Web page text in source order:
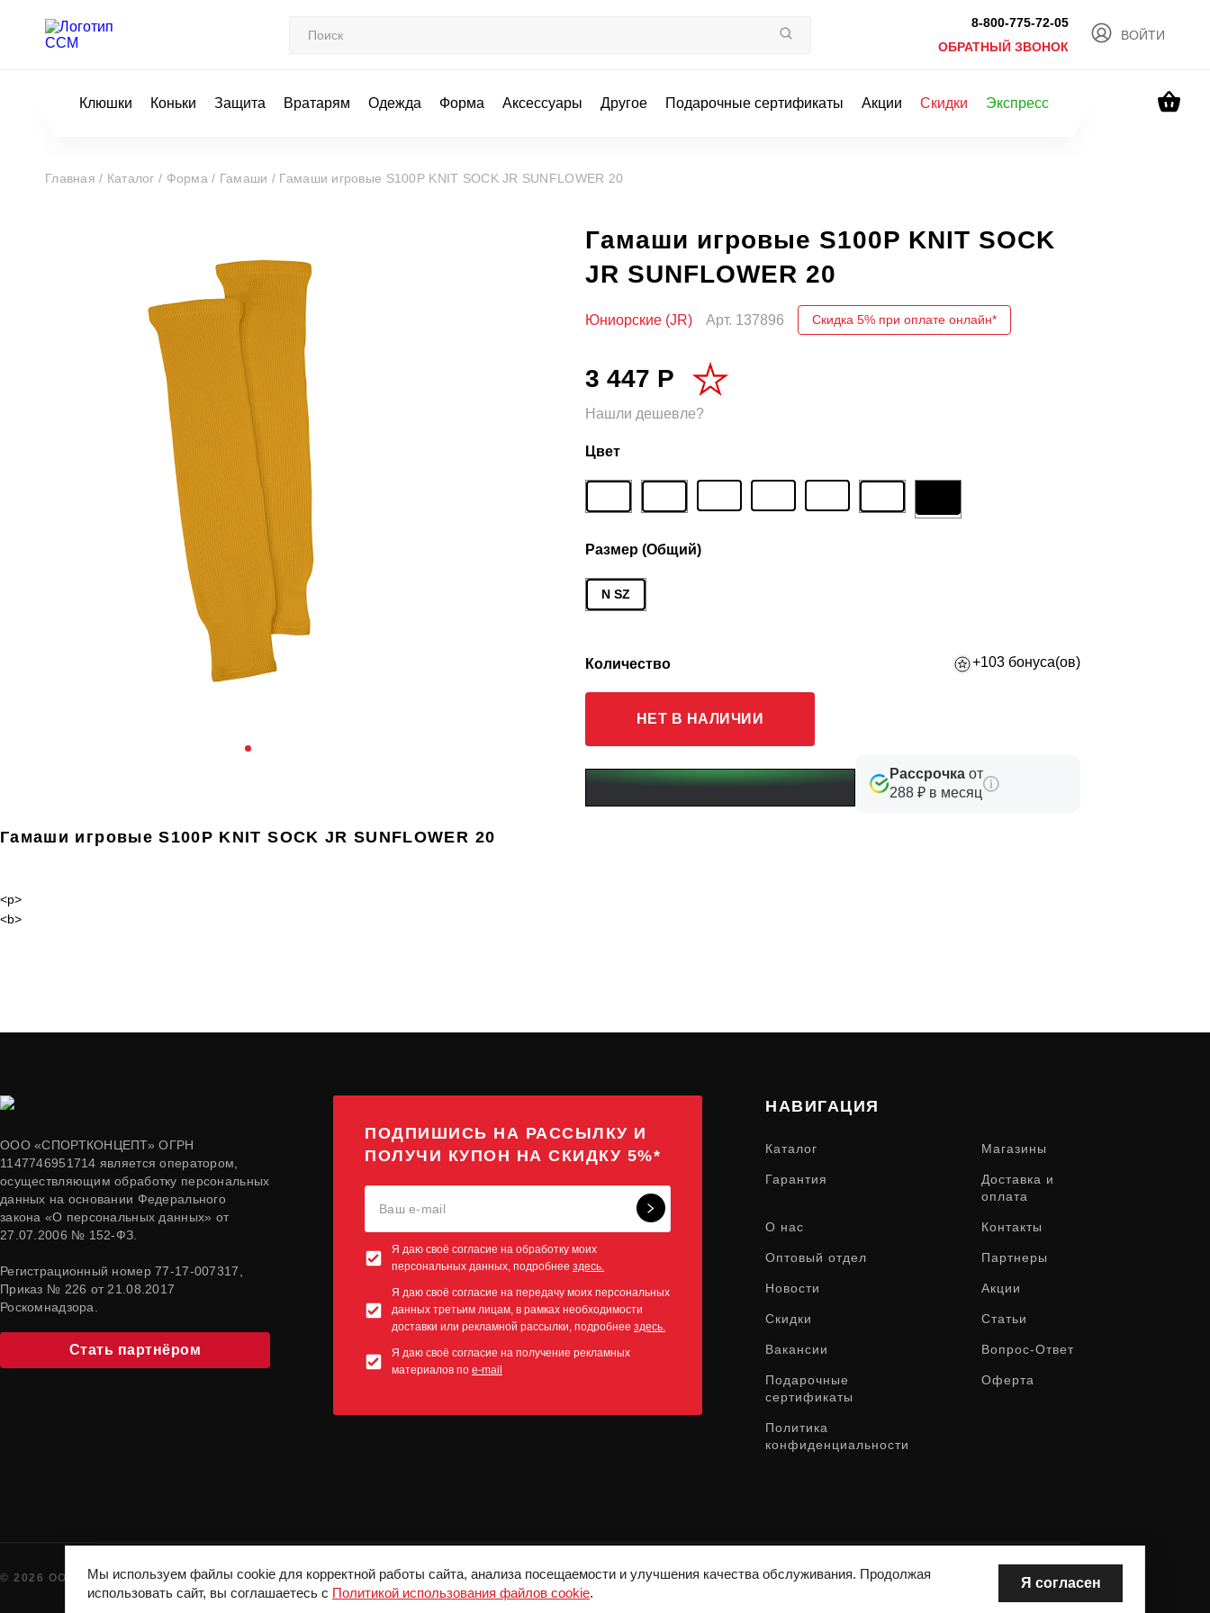
8-800-775-72-05
ОБРАТНЫЙ ЗВОНОК
ВОЙТИ
Клюшки Коньки Защита Вратарям Одежда Форма Аксессуары Другое Подарочные сертификаты Акции Скидки Экспресс
Главная / Каталог / Форма / Гамаши / Гамаши игровые S100P KNIT SOCK JR SUNFLOWER 20
Гамаши игровые S100P KNIT SOCK
JR SUNFLOWER 20
Юниорские (JR) Арт. 137896 Скидка 5% при оплате онлайн*
3 447 Р
Нашли дешевле?
Цвет
Размер (Общий)
N SZ
Количество +103 бонуса(ов)
НЕТ В НАЛИЧИИ
Рассрочка от
288 ₽ в месяц
Гамаши игровые S100P KNIT SOCK JR SUNFLOWER 20
<p>
<b>
ООО «СПОРТКОНЦЕПТ» ОГРН
1147746951714 является оператором,
осуществляющим обработку персональных
данных на основании Федерального
закона «О персональных данных» от
27.07.2006 № 152-ФЗ.
Регистрационный номер 77-17-007317,
Приказ № 226 от 21.08.2017
Роскомнадзора.
Стать партнёром
ПОДПИШИСЬ НА РАССЫЛКУ И
ПОЛУЧИ КУПОН НА СКИДКУ 5%*
Я даю своё согласие на обработку моих
персональных данных, подробнее здесь.
Я даю своё согласие на передачу моих персональных
данных третьим лицам, в рамках необходимости
доставки или рекламной рассылки, подробнее здесь.
Я даю своё согласие на получение рекламных
материалов по e-mail
НАВИГАЦИЯ
Каталог Магазины
Гарантия
Доставка и
оплата
О нас Контакты
Оптовый отдел Партнеры
Новости Акции
Скидки Статьи
Вакансии Вопрос-Ответ
Подарочные
сертификаты
Оферта
Политика
конфиденциальности
© 2026 ООО "СПОРТКОНЦЕПТ". ВСЕ ПРАВА ЗАЩИЩЕНЫ СЛУЖБА ПОДДЕРЖКИ:8-800-775-72-05
ВРЕМЯ РАБОТЫ:
Мы используем файлы cookie для корректной работы сайта, анализа посещаемости и улучшения качества обслуживания. Продолжая
использовать сайт, вы соглашаетесь с Политикой использования файлов cookie.
Я согласен